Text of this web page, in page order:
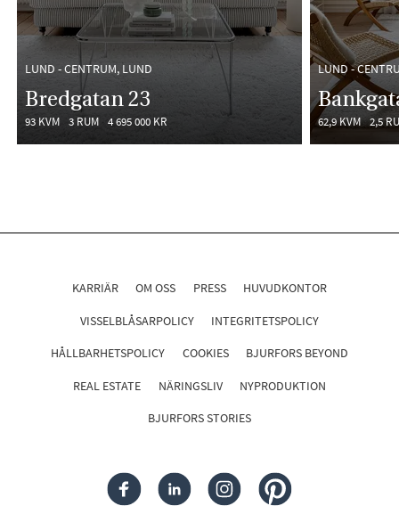
LUND - CENTRUM, LUND
Bredgatan 23
93 KVM 3 RUM 4 695 000 KR
LUND -
62,9 KVM 2,5
KARRIÄR OM OSS PRESS HUVUDKONTOR
VISSELBLÅSARPOLICY INTEGRITETSPOLICY
HÅLLBARHETSPOLICY COOKIES BJURFORS BEYOND
REAL ESTATE NÄRINGSLIV NYPRODUKTION
BJURFORS STORIES